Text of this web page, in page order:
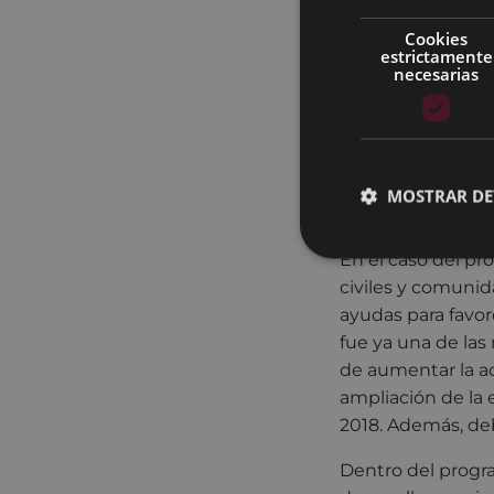
Asimismo, si se
diseño de
máximo de
En el caso del
civiles y
ayudas para
fue ya una de
de aumentar la
ampliación de la
2018. Además,
Dentro del
Cookies
estrictamente
necesarias
MOSTRAR